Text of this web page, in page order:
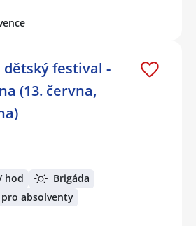
dětský festival -
(13. června,
hod
Brigáda
absolventy